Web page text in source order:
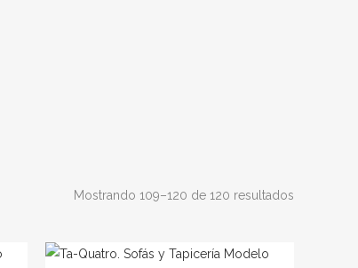
Mostrando 109–120 de 120 resultados